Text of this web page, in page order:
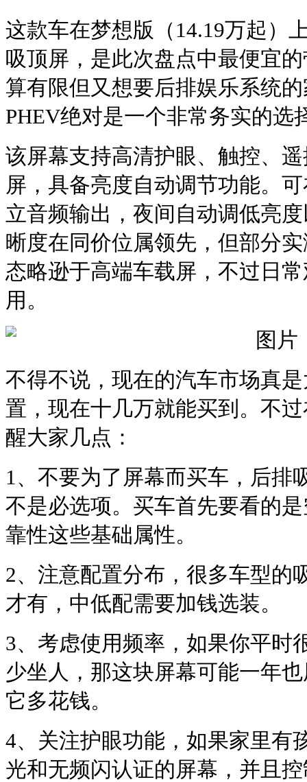
这款车在梦想版（14.19万起）
吸顶屏，是此次盘点中最便宜
算有限但又想要后排娱乐系统
PHEV绝对是一个非常务实的选
该屏幕支持高清护眼、触控、
屏，具备亮度自动调节功能。
立音频输出，夜间自动调低亮
晰度在同价位属领先，但部分
态略逊于高端车载屏，不过日
用。
不得不说，现在的汽车市场真
置，现在十几万就能买到。不
醒大家几点：
1、不要为了屏幕而买车，后排
不是必选项。买车首先要看的
靠性这些基础属性。
2、注意配置分布，很多车型的
才有，中低配需要加钱选装。
3、考虑使用频率，如果你平时
少坐人，那这块屏幕可能一年
它多花钱。
4、关注护眼功能，如果家里有
光和无频闪认证的屏幕，并且